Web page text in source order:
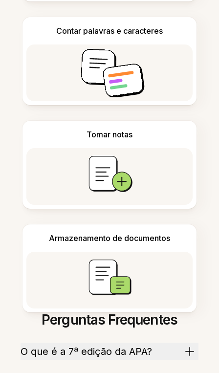
Contar palavras e caracteres
Tomar notas
Armazenamento de documentos
Perguntas Frequentes
O que é a 7ª edição da APA?